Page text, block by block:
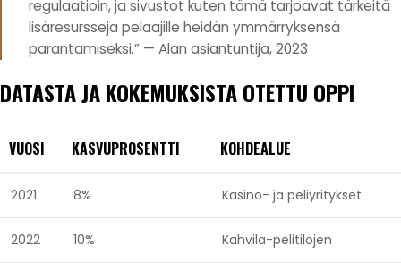
regulaatioin, ja sivustot kuten tämä tarjoavat tärkeitä
lisäresursseja pelaajille heidän ymmärryksensä
parantamiseksi.” — Alan asiantuntija, 2023
DATASTA JA KOKEMUKSISTA OTETTU OPPI
VUOSI KASVUPROSENTTI KOHDEALUE
2021 8% Kasino- ja peliyritykset
2022 10% Kahvila-pelitilojen